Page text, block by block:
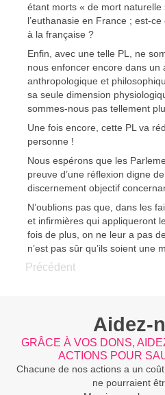
étant morts « de mort naturelle
l’euthanasie en France ; est-
à la française ?
Enfin, avec une telle PL, ne
nous enfoncer encore dans un
anthropologique et
sa seule dimension
sommes-nous pas tellement
Une fois encore, cette PL va
personne !
Nous espérons que les
preuve d’une réflexion digne
discernement objectif
N’oublions pas que, dans les
et infirmières qui appliqueront
fois de plus, on ne leur a pas
n’est pas sûr qu’ils soient une
Précédent
Aidez-
GRÂCE À VOS DONS,
ACTIONS POUR
Chacune de nos actions a un
ne pourraient